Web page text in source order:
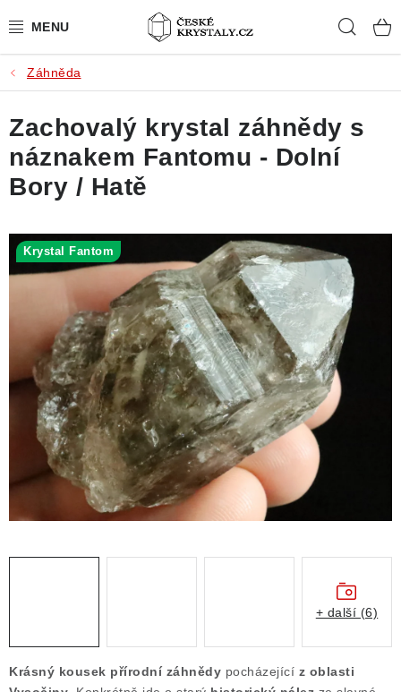
na
PŘÍRODNÍ KAMENY
BROUŠENÉ KAMENY
MISTROVSKÉ KRYSTALY
SLEVY
VIDEOGALERIE
KONTAKT
Obchodní podmínky
Podmínky ochrany osobních údajů
Poučení o právu na odstoupení od smlouvy
Puncovní značky
Výkup minerálů a drahých kamenů
Kontakt
Záhněda
Krásný kousek přírodní záhnědy pocházející z oblasti
Zachovalý krystal záhnědy s
náznakem Fantomu - Dolní
Bory / Hatě
Krystal Fantom
+ další (6)